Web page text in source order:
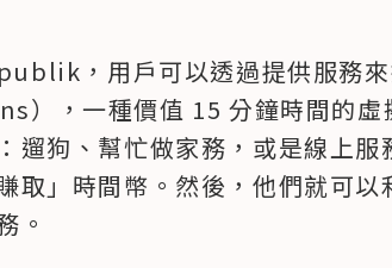
，用戶可以透過提供服務來
），一種價值 15 分鐘時間的
遛狗、幫忙做家務，或是線上
取」時間幣。然後，他們就可以
。